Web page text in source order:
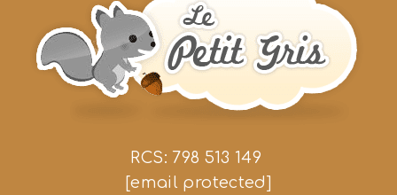
RCS: 798 513 149
[email protected]